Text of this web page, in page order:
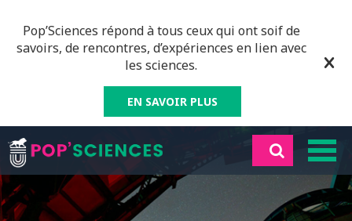
Pop’Sciences répond à tous ceux qui ont soif de
savoirs, de rencontres, d’expériences en lien avec
les sciences.
EN SAVOIR PLUS